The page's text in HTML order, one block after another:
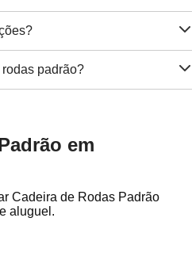
padrão?
em
Cadeira de Rodas Padrão
aluguel.